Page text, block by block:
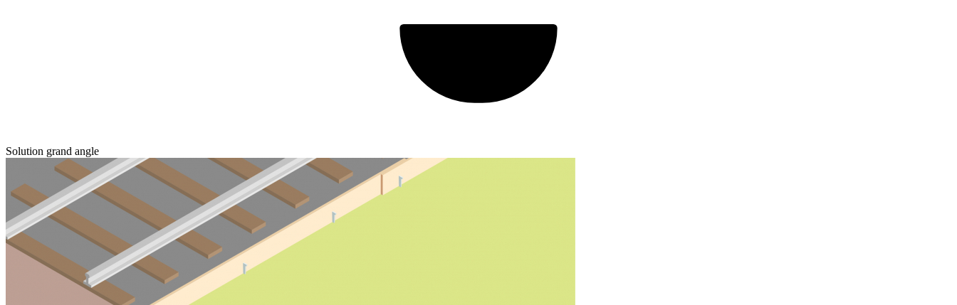
Solution grand angle